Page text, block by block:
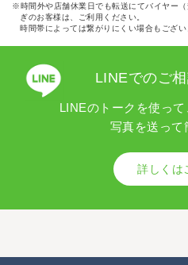
※時間外や店舗休業日でも転送にてバイヤー
ぎのお客様は、ご利用ください。
時間帯によっては繋がりにくい場合もござい
LINEでのご
LINEのトークを使って
写真を送って
詳しくは